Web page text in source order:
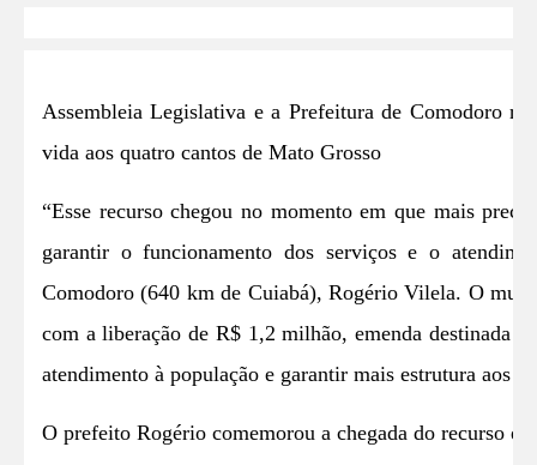
Assembleia Legislativa e a Prefeitura de Comodoro
vida aos quatro cantos de Mato Grosso
“Esse recurso chegou no momento em que mais
garantir o funcionamento dos serviços e o
Comodoro (640 km de Cuiabá), Rogério Vilela. O
com a liberação de R$ 1,2 milhão, emenda destinada
atendimento à população e garantir mais estrutura aos
O prefeito Rogério comemorou a chegada do recurso e